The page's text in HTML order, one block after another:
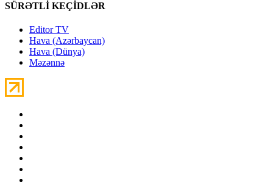
SÜRƏTLİ KEÇİDLƏR
Editor TV
Hava (Azərbaycan)
Hava (Dünya)
Məzənnə